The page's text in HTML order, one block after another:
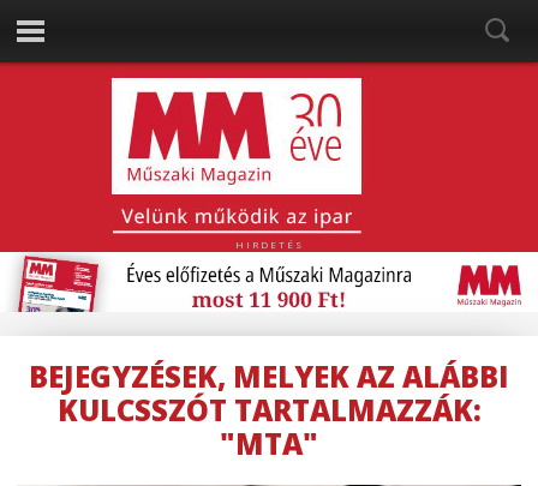
HIRDETÉS
BEJEGYZÉSEK, MELYEK AZ ALÁBBI
KULCSSZÓT TARTALMAZZÁK:
"MTA"